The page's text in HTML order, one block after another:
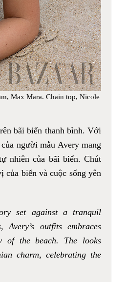
Max Mara. Chain top, Nicole
bãi biển thanh bình. Với
người mẫu Avery mang
nhiên của bãi biển. Chút
của biển và cuộc sống yên
set against a tranquil
outfits embraces
of the beach. The looks
charm, celebrating the